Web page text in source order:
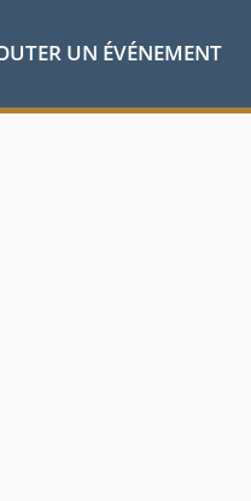
UN ÉVÉNEMENT